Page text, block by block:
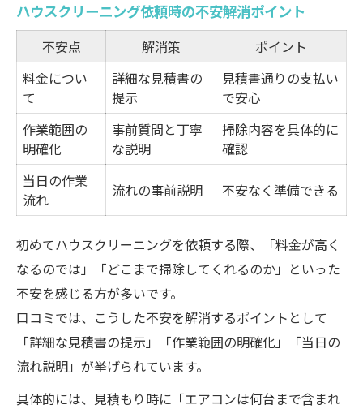
ハウスクリーニング依頼時の不安解消ポイント
不安点 解消策
ポイント
料金につい
て
詳細な見積書の
提示
見積書通りの支払い
で安心
作業範囲の
明確化
事前質問と丁寧
な説明
掃除内容を具体的に
確認
当日の作業
流れ
流れの事前説明 不安なく準備できる
初めてハウスクリーニングを依頼する際、「料金が高く
なるのでは」「どこまで掃除してくれるのか」といった
不安を感じる方が多いです。
口コミでは、こうした不安を解消するポイントとして
「詳細な見積書の提示」「作業範囲の明確化」「当日の
流れ説明」が挙げられています。
具体的には、見積もり時に「エアコンは何台まで含まれ